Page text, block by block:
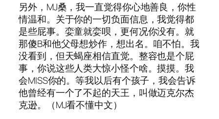
另外，MJ桑，我一直觉得你心地善良，你性
情温和。关于你的一切负面信息，我觉得都
是些屁事。娈童就娈呗，更何况你没有。就
那傻B和他父母想炒作，想出名。咱不怕。我
没看到，但天蝎座相信直觉。整容也是个屁
事，你说这些人类大惊小怪个啥。摸摸。我
会MISS你的。等我以后有个孩子，我会告诉
他曾经有一个了不起的天王，叫做迈克尔杰
克逊。（MJ看不懂中文）